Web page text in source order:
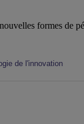
formes de
de l'innovation